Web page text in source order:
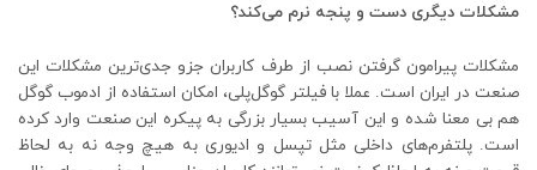
مشکلات دیگری دست و پنجه نرم می‌کند؟
مشکلات پیرامون گرفتن نصب از طرف کاربران جزو جدی‌ترین مشکلات این
صنعت در ایران است. عملا با فیلتر گوگل‌پلی، امکان استفاده از ادموب گوگل
هم بی معنا شده و این آسیب بسیار بزرگی به پیکره این صنعت وارد کرده
است. پلتفرم‌های داخلی مثل تپسل و ادیوری به هیچ وجه نه به لحاظ